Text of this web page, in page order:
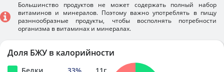
Большинство продуктов не может содержать полный набор
витаминов и минералов. Поэтому важно употреблять в пищу
разннообразные продукты, чтобы восполнять потребности
организма в витаминах и минералах.
Доля БЖУ в калорийности